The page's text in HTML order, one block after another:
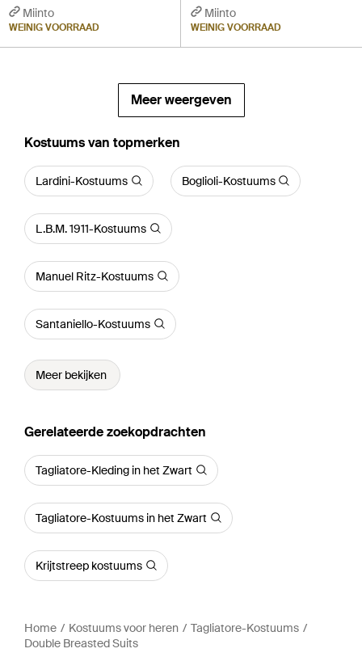
Miinto
WEINIG VOORRAAD
Miinto
WEINIG VOORRAAD
Meer weergeven
‪Kostuums‬ van topmerken
Lardini-Kostuums Boglioli-Kostuums
L.B.M. 1911-Kostuums
Manuel Ritz-Kostuums
Santaniello-Kostuums
Meer bekijken
Gerelateerde zoekopdrachten
Tagliatore-Kleding in het Zwart
Tagliatore-Kostuums in het Zwart
Krijtstreep kostuums
Home Kostuums voor heren
Tagliatore-Kostuums
Double Breasted Suits